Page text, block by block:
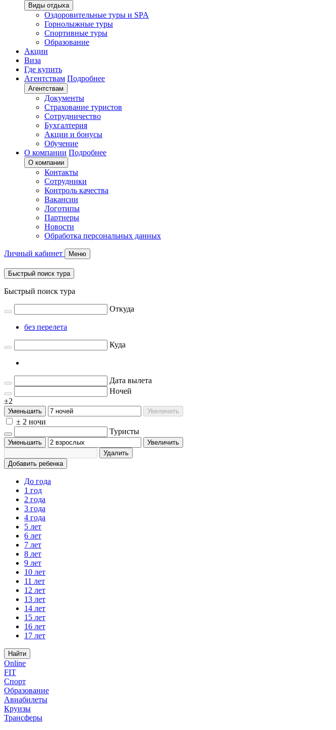
Виды отдыха
Оздоровительные туры и SPA
Горнолыжные туры
Спортивные туры
Образование
Акции
Виза
Где купить
Агентствам Подробнее
Агентствам
Документы
Страхование туристов
Сотрудничество
Бухгалтерия
Акции и бонусы
Обучение
О компании Подробнее
О компании
Контакты
Сотрудники
Контроль качества
Вакансии
Логотипы
Партнеры
Новости
Обработка персональных данных
Личный кабинет Меню
Быстрый поиск тура
Быстрый поиск тура
Откуда
без перелета
Куда
Дата вылета
Ночей
±2
Уменьшить Увеличить
± 2 ночи
Туристы
Уменьшить
Увеличить
Удалить
Добавить ребенка
До года
1 год
2 года
3 года
4 года
5 лет
6 лет
7 лет
8 лет
9 лет
10 лет
11 лет
12 лет
13 лет
14 лет
15 лет
16 лет
17 лет
Найти
Online
FIT
Спорт
Образование
Авиабилеты
Круизы
Трансферы